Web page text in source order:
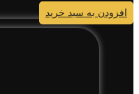
افزودن به سبد خرید